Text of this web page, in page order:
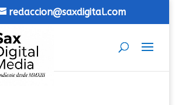
redaccion@saxdigital.com